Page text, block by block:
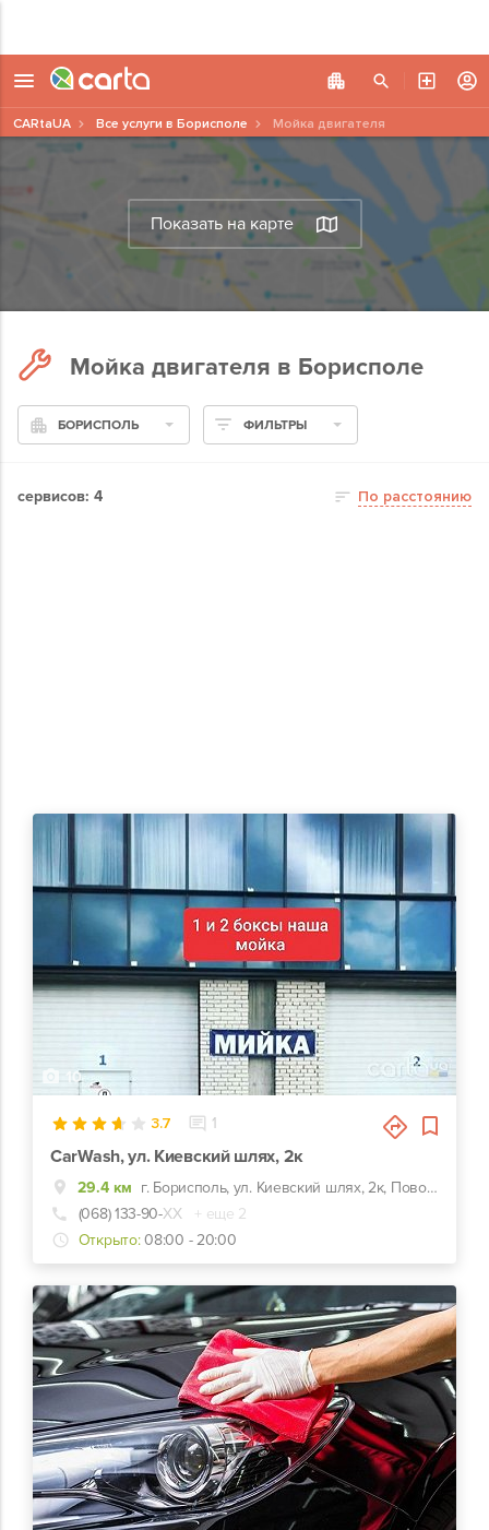
Показать на карте
CARtaUA Все услуги в Борисполе Мойка двигателя
Мойка двигателя в Борисполе
БОРИСПОЛЬ ФИЛЬТРЫ
сервисов: 4 По расстоянию
10
3.7 1
CarWash, ул. Киевский шлях, 2к
29.4 км
г. Борисполь, ул. Киевский шлях, 2к, Поворот к трц Аэромолл, за кафе "Борщ" направо
(068) 133-90-ХХ
+ еще 2
Открыто: 08:00 - 20:00